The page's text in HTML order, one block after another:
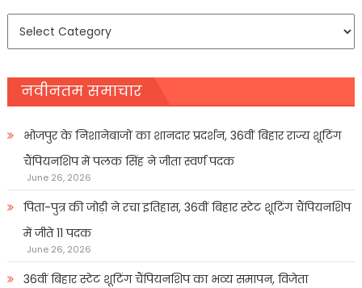
नवीनतम समाचार
भोजपुर के निशानेबाजों का शानदार प्रदर्शन, 36वीं बिहार राज्य शूटिंग
चैंपियनशिप में पलक सिंह ने जीता स्वर्ण पदक
June 26, 2026
पिता-पुत्र की जोड़ी ने रचा इतिहास, 36वीं बिहार स्टेट शूटिंग चैंपियनशिप
में जीते 11 पदक
June 26, 2026
36वीं बिहार स्टेट शूटिंग चैंपियनशिप का भव्य समापन, विजेता